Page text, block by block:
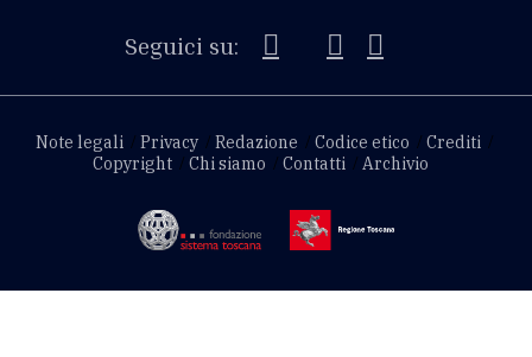
Seguici su:
Note legali Privacy Redazione Codice etico
Crediti
Copyright
Chi siamo Contatti Archivio